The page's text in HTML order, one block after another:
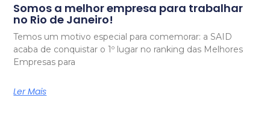
Somos a melhor empresa para trabalhar
no Rio de Janeiro!
Temos um motivo especial para comemorar: a SAID
acaba de conquistar o 1º lugar no ranking das Melhores
Empresas para
Ler Mais